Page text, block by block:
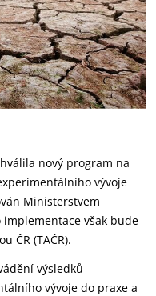
nový program na
vývoje
Ministerstvem
implementace však bude
ČR (TAČR).
výsledků
vývoje do praxe a